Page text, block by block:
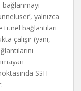
yalnızca
tünel bağlantıları
çalışır (yani,
SSH